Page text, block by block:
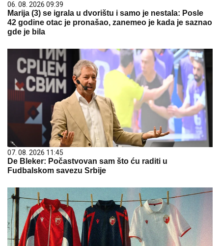
06. 08. 2026 09:39
Marija (3) se igrala u dvorištu i samo je nestala: Posle
42 godine otac je pronašao, zanemeo je kada je saznao
gde je bila
07. 08. 2026 11:45
De Bleker: Počastvovan sam što ću raditi u
Fudbalskom savezu Srbije